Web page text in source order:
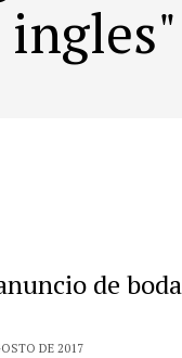
de
DE 2017